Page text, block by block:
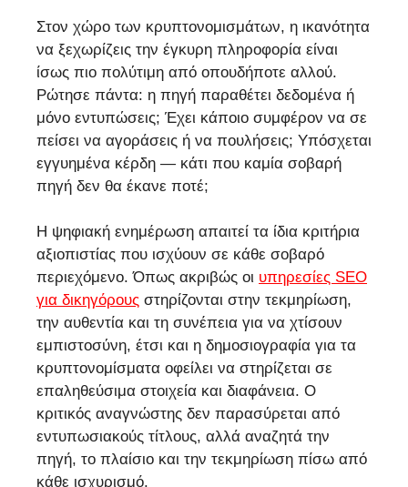
Στον χώρο των κρυπτονομισμάτων, η ικανότητα
να ξεχωρίζεις την έγκυρη πληροφορία είναι
ίσως πιο πολύτιμη από οπουδήποτε αλλού.
Ρώτησε πάντα: η πηγή παραθέτει δεδομένα ή
μόνο εντυπώσεις; Έχει κάποιο συμφέρον να σε
πείσει να αγοράσεις ή να πουλήσεις; Υπόσχεται
εγγυημένα κέρδη — κάτι που καμία σοβαρή
πηγή δεν θα έκανε ποτέ;
Η ψηφιακή ενημέρωση απαιτεί τα ίδια κριτήρια
αξιοπιστίας που ισχύουν σε κάθε σοβαρό
περιεχόμενο. Όπως ακριβώς οι υπηρεσίες SEO
για δικηγόρους στηρίζονται στην τεκμηρίωση,
την αυθεντία και τη συνέπεια για να χτίσουν
εμπιστοσύνη, έτσι και η δημοσιογραφία για τα
κρυπτονομίσματα οφείλει να στηρίζεται σε
επαληθεύσιμα στοιχεία και διαφάνεια. Ο
κριτικός αναγνώστης δεν παρασύρεται από
εντυπωσιακούς τίτλους, αλλά αναζητά την
πηγή, το πλαίσιο και την τεκμηρίωση πίσω από
κάθε ισχυρισμό.